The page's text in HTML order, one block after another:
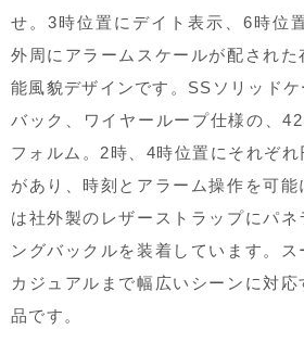
せ。3時位置にデイト表示、6時位
外周にアラームスケールが配された
能風貌デザインです。SSソリッド
バック、ワイヤーループ仕様の、
フォルム。2時、4時位置にそれぞ
があり、時刻とアラーム操作を可能
は社外製のレザーストラップにパネ
ングバックルを装着しています。ス
カジュアルまで幅広いシーンに対応
品です。